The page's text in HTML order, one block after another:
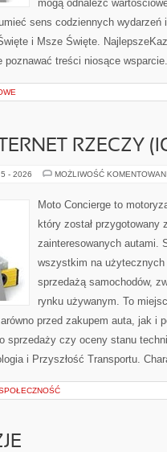
mogą odnaleźć
sens codziennych wydarzeń
i Msze Święte.
poznawać treści niosące
RZECZY
- 2026 MOŻLIWOŚĆ
Moto Concierge to
który został przygotowany
zainteresowanych autami.
wszystkim na
sprzedażą samochodów,
rynku używanym. To
przed zakupem auta, jak i
sprzedaży czy oceny stanu
i Przyszłość Transportu.